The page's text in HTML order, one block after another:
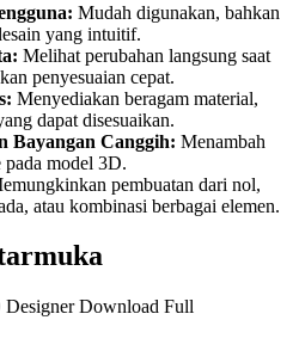
Mudah digunakan, bahkan
yang intuitif.
Melihat perubahan langsung saat
penyesuaian cepat.
Menyediakan beragam material,
dapat disesuaikan.
Bayangan Canggih: Menambah
pada model 3D.
pembuatan dari nol,
atau kombinasi berbagai elemen.